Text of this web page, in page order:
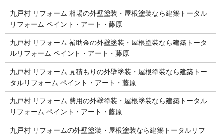
九戸村 リフォーム 相場の外壁塗装・屋根塗装なら建築トータル
リフォーム ペイント・アート・藤原
九戸村 リフォーム 補助金の外壁塗装・屋根塗装なら建築トータ
ルリフォーム ペイント・アート・藤原
九戸村 リフォーム 見積もりの外壁塗装・屋根塗装なら建築トー
タルリフォーム ペイント・アート・藤原
九戸村 リフォーム 費用の外壁塗装・屋根塗装なら建築トータル
リフォーム ペイント・アート・藤原
九戸村 リフォームの外壁塗装・屋根塗装なら建築トータルリフ